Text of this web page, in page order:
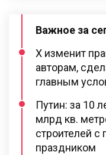
Важное за
X изменит
авторам,
главным
Путин: за 10
млрд кв.
строителей
праздником